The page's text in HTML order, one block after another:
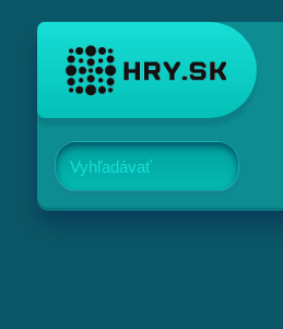
Vyhľadávať